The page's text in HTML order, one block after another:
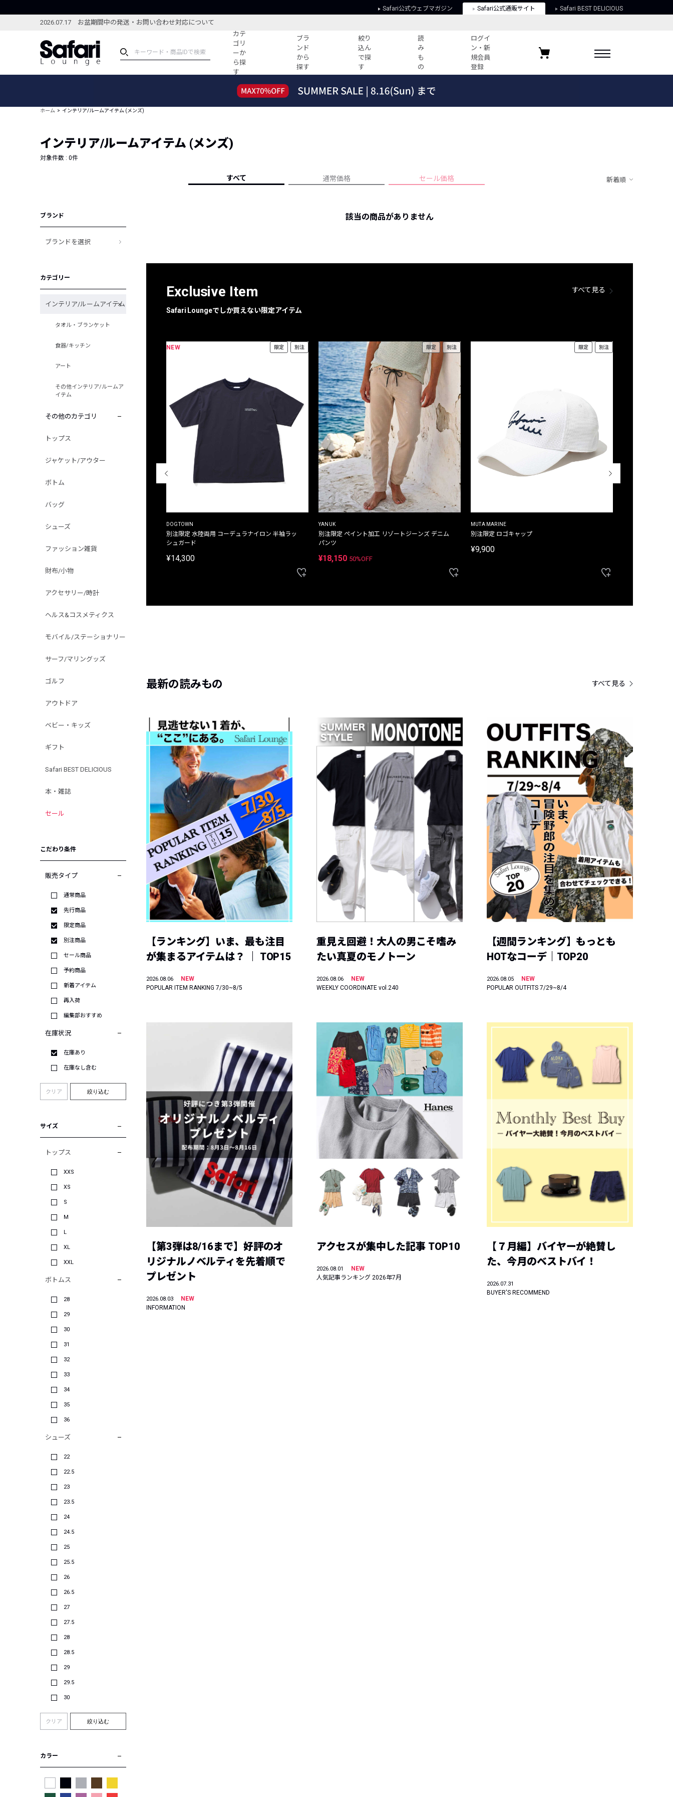
Safari公式ウェブマガジン Safari公式通販サイト Safari BEST DELICIOUS
2026.07.17 お盆期間中の発送・お問い合わせ対応について
カテ
ゴリ
ーか
ら探
す
ブラ
ンド
から
探す
絞り
込ん
で探
す
読
み
も
の
ログイ
ン・新
規会員
登録
ブランドから探す
新着アイテム
編集部のおすすめアイテム
コーディネート
すべての記事
人気記事ランキング
フォーカスブランド
プライバシーポリシー
お気に入りブランド
ホーム インテリア/ルームアイテム (メンズ)
インテリア/ルームアイテム (メンズ)
対象件数 : 0件
すべて 通常価格 セール価格 新着順
ブランド
ブランドを選択
カテゴリー
インテリア/ルームアイテム
タオル・ブランケット
食器/キッチン
アート
その他インテリア/ルームア
イテム
その他のカテゴリ
トップス
ジャケット/アウター
ボトム
バッグ
シューズ
ファッション雑貨
財布/小物
アクセサリー/時計
ヘルス&コスメティクス
モバイル/ステーショナリー
サーフ/マリングッズ
ゴルフ
アウトドア
ベビー・キッズ
ギフト
Safari BEST DELICIOUS
本・雑誌
セール
こだわり条件
販売タイプ
通常商品
先行商品
限定商品
別注商品
セール商品
予約商品
新着アイテム
再入荷
編集部おすすめ
在庫状況
在庫あり
在庫なし含む
クリア 絞り込む
サイズ
トップス
XXS
XS
S
M
L
XL
XXL
ボトムス
28
29
30
31
32
33
34
35
36
シューズ
22
22.5
23
23.5
24
24.5
25
25.5
26
26.5
27
27.5
28
28.5
29
29.5
30
クリア 絞り込む
カラー
該当の商品がありません
Exclusive Item
Safari Loungeでしか買えない限定アイテム
すべて見る
THE DUFFER OF ST.GEORGE
NEW 限定 別注
DOGTOWN
別注限定 水陸両用 コーデュラナイロン 半袖ラッ
シュガード
¥14,300
限定 別注
YANUK
別注限定 ペイント加工 リゾートジーンズ デニム
パンツ
¥18,150 50%OFF
限定 別注
MUTA MARINE
別注限定 ロゴキャップ
¥9,900
最新の読みもの すべて見る
【ランキング】いま、最も注目
が集まるアイテムは？ ｜ TOP15
2026.08.06
NEW
POPULAR ITEM RANKING 7/30~8/5
重見え回避！大人の男こそ嗜み
たい真夏のモノトーン
2026.08.06
NEW
WEEKLY COORDINATE vol.240
【週間ランキング】もっとも
HOTなコーデ｜TOP20
2026.08.05
NEW
POPULAR OUTFITS 7/29~8/4
【第3弾は8/16まで】好評のオ
リジナルノベルティを先着順で
プレゼント
2026.08.03
NEW
INFORMATION
アクセスが集中した記事 TOP10
2026.08.01
NEW
人気記事ランキング 2026年7月
【７月編】バイヤーが絶賛し
た、今月のベストバイ！
2026.07.31
BUYER'S RECOMMEND